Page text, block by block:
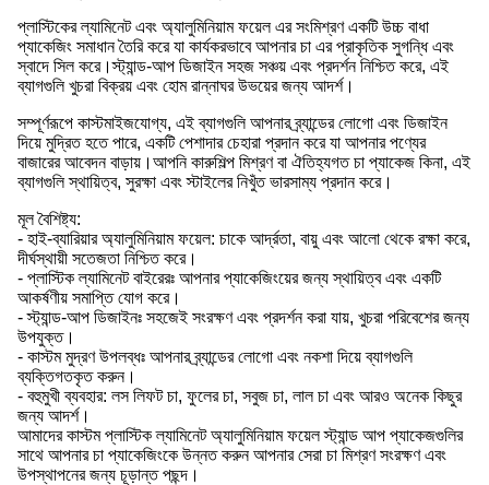
প্লাস্টিকের ল্যামিনেট এবং অ্যালুমিনিয়াম ফয়েল এর সংমিশ্রণ একটি উচ্চ বাধা
প্যাকেজিং সমাধান তৈরি করে যা কার্যকরভাবে আপনার চা এর প্রাকৃতিক সুগন্ধি এবং
স্বাদে সিল করে।স্ট্যান্ড-আপ ডিজাইন সহজ সঞ্চয় এবং প্রদর্শন নিশ্চিত করে, এই
ব্যাগগুলি খুচরা বিক্রয় এবং হোম রান্নাঘর উভয়ের জন্য আদর্শ।
সম্পূর্ণরূপে কাস্টমাইজযোগ্য, এই ব্যাগগুলি আপনার ব্র্যান্ডের লোগো এবং ডিজাইন
দিয়ে মুদ্রিত হতে পারে, একটি পেশাদার চেহারা প্রদান করে যা আপনার পণ্যের
বাজারের আবেদন বাড়ায়।আপনি কারুশিল্প মিশ্রণ বা ঐতিহ্যগত চা প্যাকেজ কিনা, এই
ব্যাগগুলি স্থায়িত্ব, সুরক্ষা এবং স্টাইলের নিখুঁত ভারসাম্য প্রদান করে।
মূল বৈশিষ্ট্য:
- হাই-ব্যারিয়ার অ্যালুমিনিয়াম ফয়েল: চাকে আর্দ্রতা, বায়ু এবং আলো থেকে রক্ষা করে,
দীর্ঘস্থায়ী সতেজতা নিশ্চিত করে।
- প্লাস্টিক ল্যামিনেট বাইরেরঃ আপনার প্যাকেজিংয়ের জন্য স্থায়িত্ব এবং একটি
আকর্ষণীয় সমাপ্তি যোগ করে।
- স্ট্যান্ড-আপ ডিজাইনঃ সহজেই সংরক্ষণ এবং প্রদর্শন করা যায়, খুচরা পরিবেশের জন্য
উপযুক্ত।
- কাস্টম মুদ্রণ উপলব্ধঃ আপনার ব্র্যান্ডের লোগো এবং নকশা দিয়ে ব্যাগগুলি
ব্যক্তিগতকৃত করুন।
- বহুমুখী ব্যবহার: লস লিফট চা, ফুলের চা, সবুজ চা, লাল চা এবং আরও অনেক কিছুর
জন্য আদর্শ।
আমাদের কাস্টম প্লাস্টিক ল্যামিনেট অ্যালুমিনিয়াম ফয়েল স্ট্যান্ড আপ প্যাকেজগুলির
সাথে আপনার চা প্যাকেজিংকে উন্নত করুন আপনার সেরা চা মিশ্রণ সংরক্ষণ এবং
উপস্থাপনের জন্য চূড়ান্ত পছন্দ।